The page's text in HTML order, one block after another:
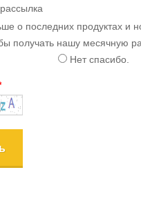
о последних продуктах и
получать нашу месячную
Нет спасибо.